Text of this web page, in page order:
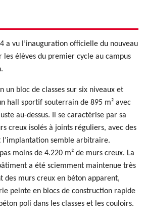
a vu l’inauguration officielle du nouveau
élèves du premier cycle au campus
un bloc de classes sur six niveaux et
hall sportif souterrain de 895 m² avec
au-dessus. Il se caractérise par sa
creux isolés à joints réguliers, avec des
l’implantation semble arbitraire.
moins de 4.220 m² de murs creux. La
a été sciemment maintenue très
des murs creux en béton apparent,
peinte en blocs de construction rapide
poli dans les classes et les couloirs.